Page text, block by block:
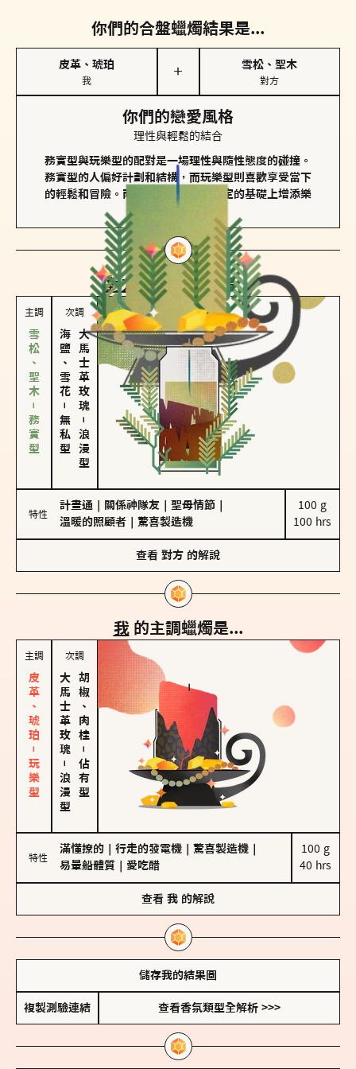
你們的合盤蠟燭結果是...
皮革、琥珀
我
＋
雪松、聖木
對方
你們的戀愛風格
理性與輕鬆的結合
務實型與玩樂型的配對是一場理性與隨性態度的碰撞。
務實型的人偏好計劃和結構，而玩樂型則喜歡享受當下
的輕鬆和冒險。兩者的關係能夠在穩定的基礎上增添樂
對方 的主調蠟燭是...
主調
雪松、聖木－務實型
次調
海鹽、雪花
－
無私型
大馬士革玫瑰
－
浪漫型
特性
計畫通 關係神隊友 聖母情節
溫暖的照顧者
驚喜製造機
100 g
100 hrs
查看 對方 的解說
我 的主調蠟燭是...
主調
皮革、琥珀－玩樂型
次調
大馬士革玫瑰
－
浪漫型
胡椒、肉桂
－
佔有型
特性
滿懂撩的 行走的發電機 驚喜製造機
易暈船體質
愛吃醋
100 g
40 hrs
查看 我 的解說
儲存我的結果圖
複製測驗連結 查看香氛類型全解析 >>>